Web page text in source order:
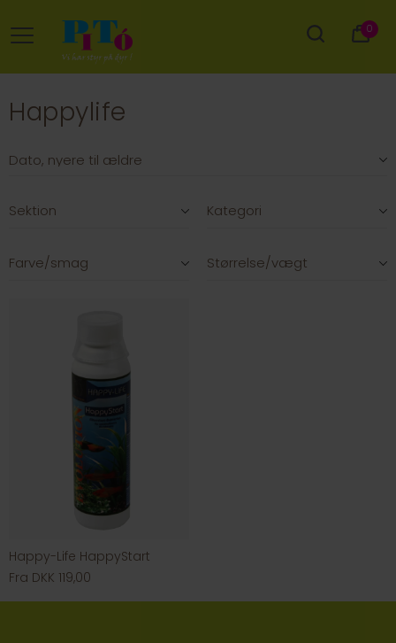
0
Happylife
Sektion Kategori
Farve/smag Størrelse/vægt
Happy-Life HappyStart
Fra DKK 119,00